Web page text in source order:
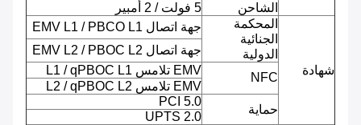
الشاحن
5 فولت / 2 أمبير
شهادة
المحكمة
الجنائية
الدولية
جهة اتصال EMV L1 / PBCO L1
جهة اتصال EMV L2 / PBOC L2
NFC
EMV تلامس L1 / qPBOC L1
EMV تلامس L2 / qPBOC L2
حماية
PCI 5.0
UPTS 2.0